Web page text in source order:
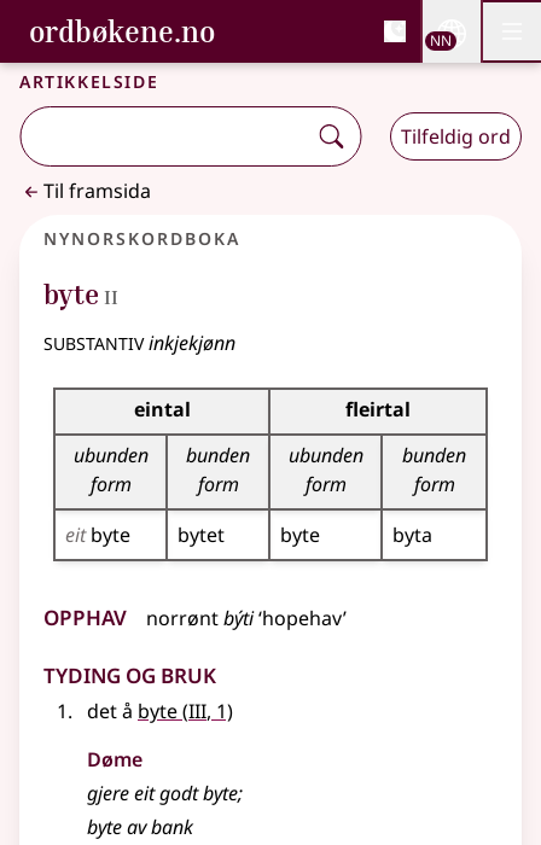
Gå til hovudinnhald
Tilgjenge
ordbøkene.no, Bokmålsordboka og
Bokmålsordboka og Nynorskordboka
NN
Artikkelside
Tilfeldig ord
Til framsida
Nynorskordboka
byte 2
II
substantivinkjekjønn
Bøyningstabell for dette substantivet
eintal
fleirtal
ubunden
form
bunden
form
ubunden
form
bunden
form
eitbyte bytet byte byta
Opphav norrøntbýti‘hopehav’
Tyding og bruk
det å byte(3
III, 1)
Døme
gjere eit godt byte;
byte av bank